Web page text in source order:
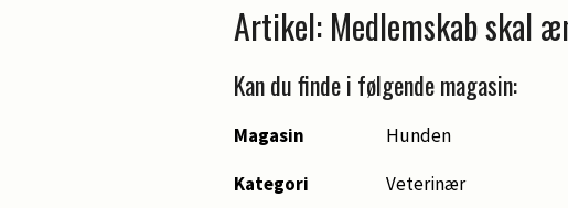
Artikel: Medlemskab skal
Kan du finde i følgende magasin:
Magasin
Hunden
Kategori
Veterinær